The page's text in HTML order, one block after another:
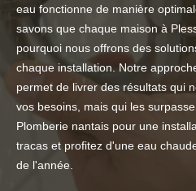
eau fonctionne de manière
savons que chaque maison à
pourquoi nous offrons des
chaque installation. Notre
permet de livrer des résultats qui
vos besoins, mais qui les
Plomberie nantais pour une
tracas et profitez d'une eau
de l'année.